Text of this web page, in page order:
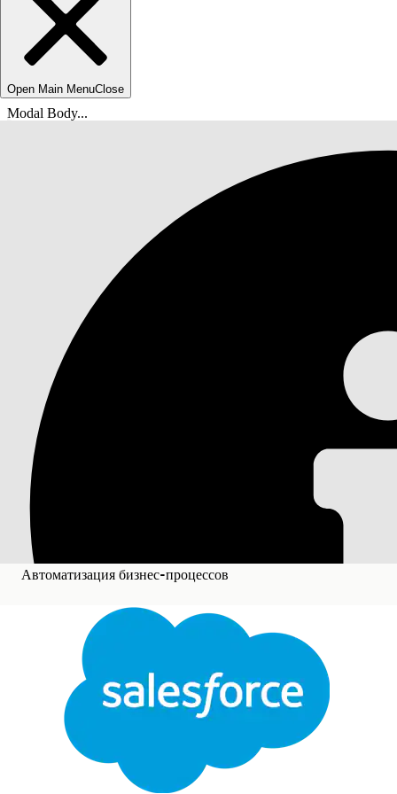
Open Main MenuClose
Modal Body...
Автоматизация бизнес-процессов
Вы находитесь здесь:
Перенаправление
Вызов потока окон из оркестрации, ответвление по
Доступно в версиях: Lightning Experience
Просмотр поддерживаемых версий.
Данная функция требует MuleSoft для Flow:
доступа к API. Для покупки обратитесь к менеджеру
Функции обработки документов требуют включения
Data 360 для вашей организации.
MuleSoft для Flow: Функции IDP, используемые с
версии, обратитесь к менеджеру по работе с